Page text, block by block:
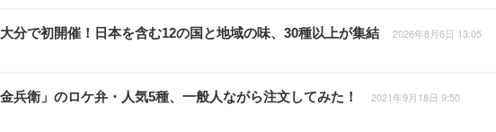
大分で初開催！日本を含む12の国と地域の味、30種以上が集結 2026年8月6日 13:05
兵衛」のロケ弁・人気5種、一般人ながら注文してみた！ 2021年9月18日 9:50